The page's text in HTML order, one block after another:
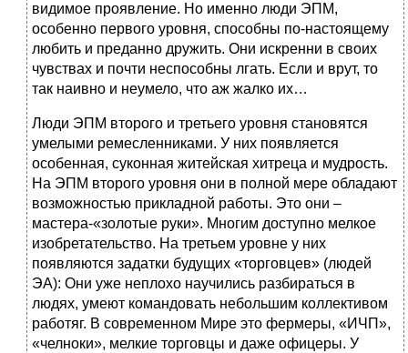
видимое проявление. Но именно люди ЭПМ,
особенно первого уровня, способны по-настоящему
любить и преданно дружить. Они искренни в своих
чувствах и почти неспособны лгать. Если и врут, то
так наивно и неумело, что аж жалко их…
Люди ЭПМ второго и третьего уровня становятся
умелыми ремесленниками. У них появляется
особенная, суконная житейская хитреца и мудрость.
На ЭПМ второго уровня они в полной мере обладают
возможностью прикладной работы. Это они –
мастера-«золотые руки». Многим доступно мелкое
изобретательство. На третьем уровне у них
появляются задатки будущих «торговцев» (людей
ЭА): Они уже неплохо научились разбираться в
людях, умеют командовать небольшим коллективом
работяг. В современном Мире это фермеры, «ИЧП»,
«челноки», мелкие торговцы и даже офицеры. У